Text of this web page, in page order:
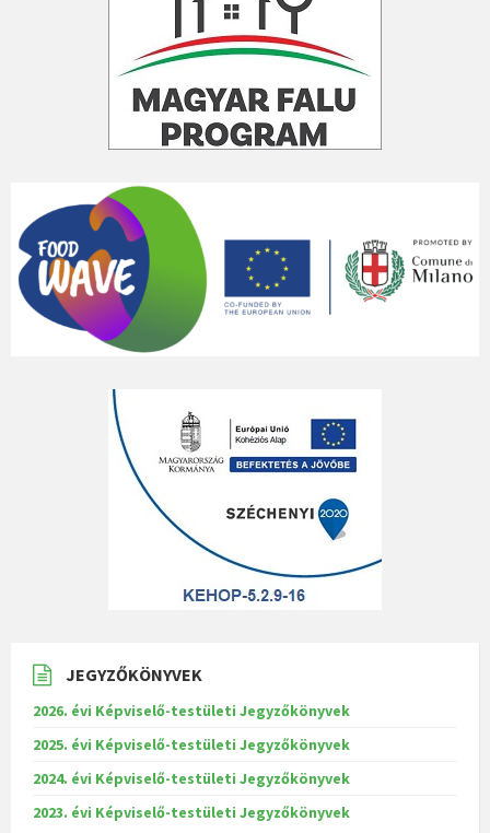
JEGYZŐKÖNYVEK
2026. évi Képviselő-testületi Jegyzőkönyvek
2025. évi Képviselő-testületi Jegyzőkönyvek
2024. évi Képviselő-testületi Jegyzőkönyvek
2023. évi Képviselő-testületi Jegyzőkönyvek